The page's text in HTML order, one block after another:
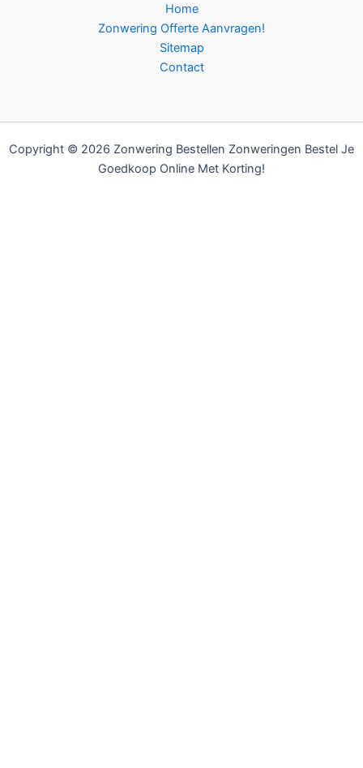
Home
Zonwering Offerte Aanvragen!
Sitemap
Contact
Copyright © 2026 Zonwering Bestellen Zonweringen Bestel Je
Goedkoop Online Met Korting!